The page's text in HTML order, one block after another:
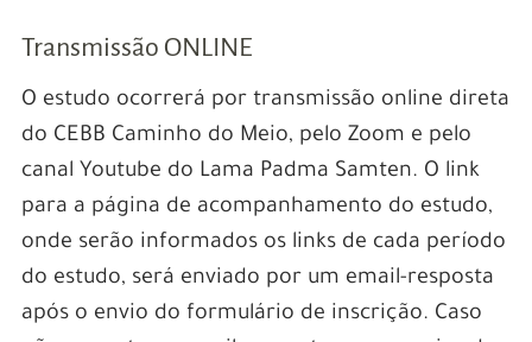
Transmissão ONLINE
O estudo ocorrerá por transmissão online direta
do CEBB Caminho do Meio, pelo Zoom e pelo
canal Youtube do Lama Padma Samten. O link
para a página de acompanhamento do estudo,
onde serão informados os links de cada período
do estudo, será enviado por um email-resposta
após o envio do formulário de inscrição. Caso